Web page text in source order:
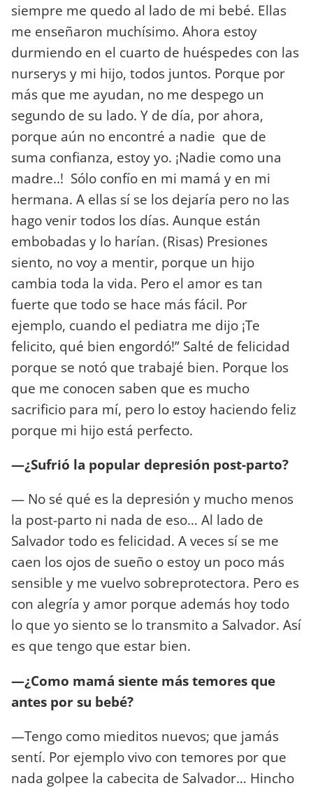
siempre me quedo al lado de mi bebé. Ellas
me enseñaron muchísimo. Ahora estoy
durmiendo en el cuarto de huéspedes con las
nurserys y mi hijo, todos juntos. Porque por
más que me ayudan, no me despego un
segundo de su lado. Y de día, por ahora,
porque aún no encontré a nadie que de
suma confianza, estoy yo. ¡Nadie como una
madre..! Sólo confío en mi mamá y en mi
hermana. A ellas sí se los dejaría pero no las
hago venir todos los días. Aunque están
embobadas y lo harían. (Risas) Presiones
siento, no voy a mentir, porque un hijo
cambia toda la vida. Pero el amor es tan
fuerte que todo se hace más fácil. Por
ejemplo, cuando el pediatra me dijo ¡Te
felicito, qué bien engordó!” Salté de felicidad
porque se notó que trabajé bien. Porque los
que me conocen saben que es mucho
sacrificio para mí, pero lo estoy haciendo feliz
porque mi hijo está perfecto.
—¿Sufrió la popular depresión post-parto?
— No sé qué es la depresión y mucho menos
la post-parto ni nada de eso… Al lado de
Salvador todo es felicidad. A veces sí se me
caen los ojos de sueño o estoy un poco más
sensible y me vuelvo sobreprotectora. Pero es
con alegría y amor porque además hoy todo
lo que yo siento se lo transmito a Salvador. Así
es que tengo que estar bien.
—¿Como mamá siente más temores que
antes por su bebé?
—Tengo como mieditos nuevos; que jamás
sentí. Por ejemplo vivo con temores por que
nada golpee la cabecita de Salvador… Hincho